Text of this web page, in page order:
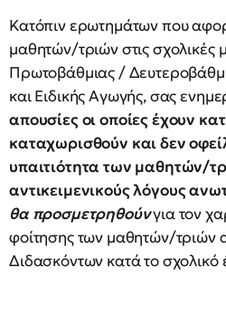
Κατόπιν ερωτημάτων που
μαθητών/τριών στις σχολικές
Πρωτοβάθμιας /
και Ειδικής Αγωγής, σας
απουσίες οι οποίες έχουν
καταχωρισθούν και δεν
υπαιτιότητα των μαθητών/
αντικειμενικούς λόγους
θα προσμετρηθούνγια τον
φοίτησης των μαθητών/τριών
Διδασκόντων κατά το σχολικό